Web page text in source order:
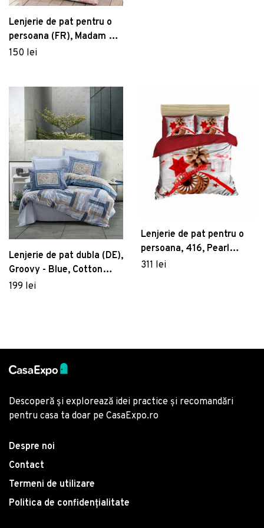
Lenjerie de pat pentru o
persoana (FR), Madam Lili
- Pink, Pearl Home,
150 lei
Lenjerie de pat dubla (DE),
Groovy - Blue, Cotton
Box, Bumbac Ranforce
199 lei
Lenjerie de pat pentru o
persoana, 416, Pearl
Home, Poliester Satinat
311 lei
Descoperă și explorează idei practice și recomandări
pentru casa ta doar pe CasaExpo.ro
Despre noi
Contact
Termeni de utilizare
Politica de confidențialitate